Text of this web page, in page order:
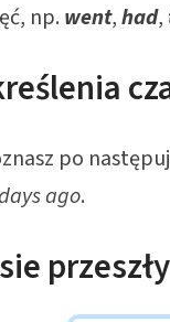
np. went,had,
po
ago.